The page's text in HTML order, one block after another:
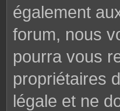
également
forum, nous
pourra vous
propriétaires
légale et ne